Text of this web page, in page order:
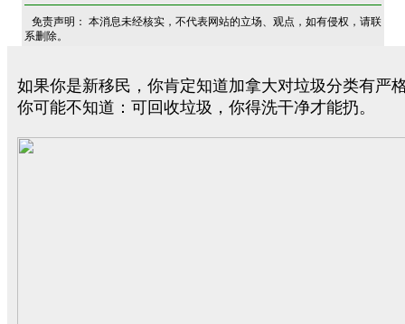
免责声明： 本消息未经核实，不代表网站的立场、观点，如有侵权，请联
系删除。
如果你是新移民，你肯定知道加拿大对垃圾分类有严
你可能不知道：可回收垃圾，你得洗干净才能扔。